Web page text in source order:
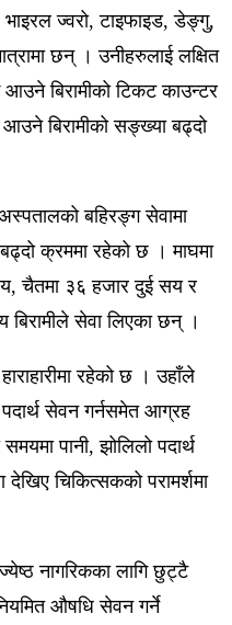
ज्वरो, टाइफाइड, डेङ्गु,
छन् । उनीहरुलाई लक्षित
बिरामीको टिकट काउन्टर
बिरामीको सङ्ख्या बढ्दो
बहिरङ्ग सेवामा
क्रममा रहेको छ । माघमा
चैतमा ३६ हजार दुई सय र
सेवा लिएका छन् ।
रहेको छ । उहाँले
पदार्थ सेवन गर्नसमेत आग्रह
पानी, झोलिलो पदार्थ
चिकित्सकको परामर्शमा
नागरिकका लागि छुट्टै
औषधि सेवन गर्ने